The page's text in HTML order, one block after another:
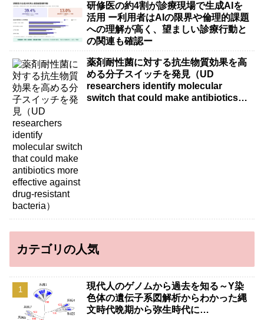
研修医の約4割が診療現場で生成AIを
活用 ー利用者はAIの限界や倫理的課題
への理解が高く、望ましい診療行動と
の関連も確認ー
薬剤耐性菌に対する抗生物質効果を高
める分子スイッチを発見（UD
researchers identify molecular
switch that could make antibiotics
カテゴリの人気
現代人のゲノムから過去を知る～Y染
色体の遺伝子系図解析からわかった縄
文時代晩期から弥生時代に…